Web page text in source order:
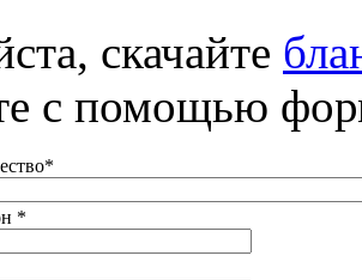
скачайте
с помощью
*
*